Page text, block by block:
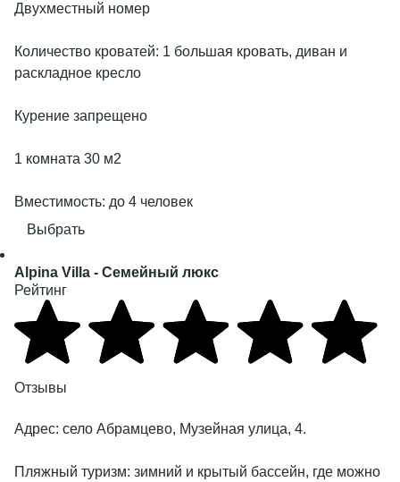
Двухместный номер
Количество кроватей: 1 большая кровать, диван и
раскладное кресло
Курение запрещено
1 комната 30 м2
Вместимость: до 4 человек
Выбрать
Alpina Villa - Семейный люкс
Рейтинг
Отзывы
Адрес: село Абрамцево, Музейная улица, 4.
Пляжный туризм: зимний и крытый бассейн, где можно